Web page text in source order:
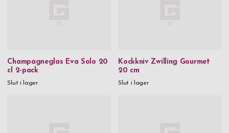
Champagneglas Eva Solo 20
cl 2-pack
Slut i lager
Kockkniv Zwilling Gourmet
20 cm
Slut i lager